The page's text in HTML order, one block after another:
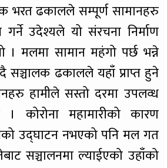
भरत ढकालले सम्पूर्ण सामानहरु
गर्ने उदेश्यले यो संरचना निर्माण
। मलमा सामान महंगो पर्छ भन्ने
सञ्चालक ढकालले यहाँ प्राप्त हुने
हामीले सस्तो दरमा उपलव्ध
कोरोना महामारीको कारण
उद्घाटन नभएको पनि मल गत
सञ्चालनमा ल्याईएको उहाँको